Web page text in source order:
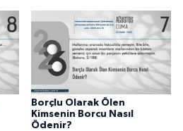
Borçlu Olarak Ölen
Kimsenin Borcu Nasıl
Ödenir?